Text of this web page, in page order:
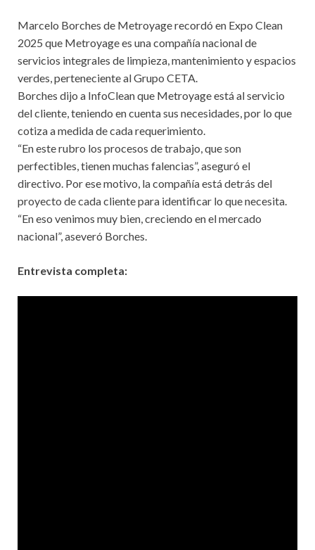
Marcelo Borches de Metroyage recordó en Expo Clean
2025 que Metroyage es una compañía nacional de
servicios integrales de limpieza, mantenimiento y espacios
verdes, perteneciente al Grupo CETA.
Borches dijo a InfoClean que Metroyage está al servicio
del cliente, teniendo en cuenta sus necesidades, por lo que
cotiza a medida de cada requerimiento.
“En este rubro los procesos de trabajo, que son
perfectibles, tienen muchas falencias”, aseguró el
directivo. Por ese motivo, la compañía está detrás del
proyecto de cada cliente para identificar lo que necesita.
“En eso venimos muy bien, creciendo en el mercado
nacional”, aseveró Borches.
Entrevista completa: